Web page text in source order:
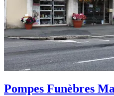
Pompes Funèbres